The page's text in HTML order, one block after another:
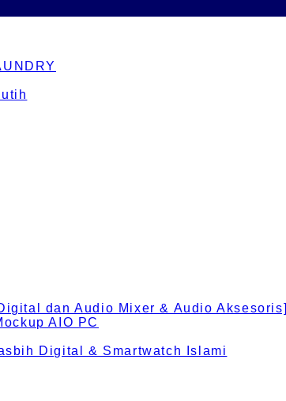
dan Audio Mixer & Audio Aksesoris]
AIO PC
Digital & Smartwatch Islami